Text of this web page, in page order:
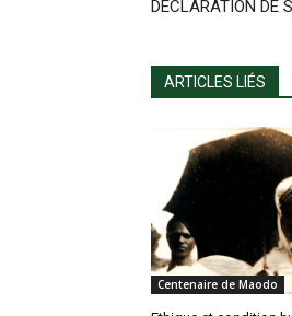
DECLARATION DE
ARTICLES LIÉS
Centenaire de Maodo